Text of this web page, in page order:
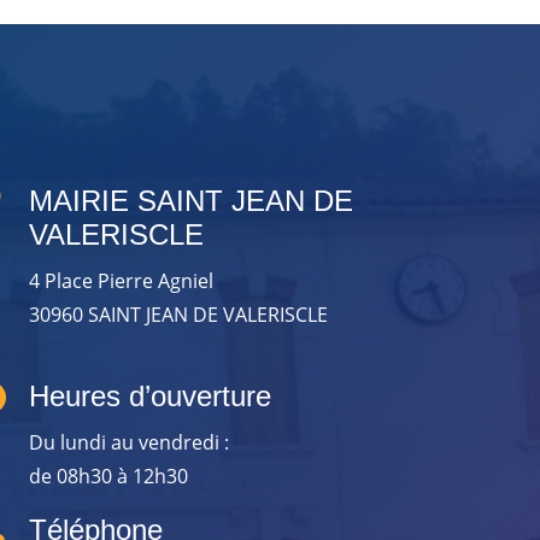
MAIRIE SAINT JEAN DE
VALERISCLE
4 Place Pierre Agniel
30960 SAINT JEAN DE VALERISCLE
Heures d’ouverture
Du lundi au vendredi :
de 08h30 à 12h30
Téléphone